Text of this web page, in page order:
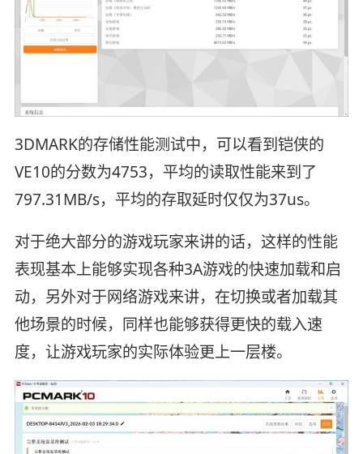
3DMARK的存储性能测试中，可以看到铠侠的
VE10的分数为4753，平均的读取性能来到了
797.31MB/s，平均的存取延时仅仅为37us。
对于绝大部分的游戏玩家来讲的话，这样的性能
表现基本上能够实现各种3A游戏的快速加载和启
动，另外对于网络游戏来讲，在切换或者加载其
他场景的时候，同样也能够获得更快的载入速
度，让游戏玩家的实际体验更上一层楼。